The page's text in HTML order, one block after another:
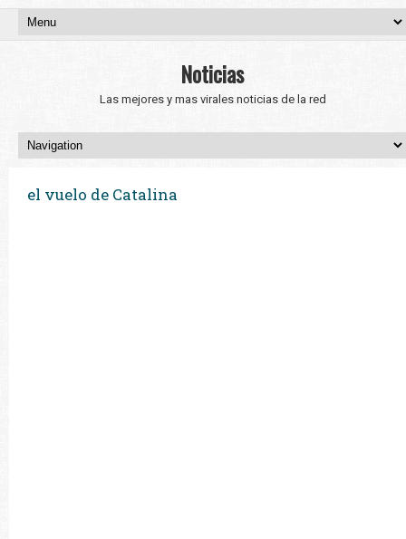
Noticias
Las mejores y mas virales noticias de la red
el vuelo de Catalina